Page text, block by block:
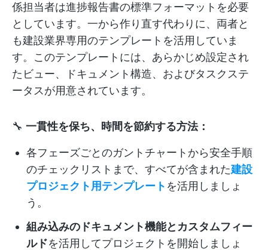
係担当者は進捗報告書の標準フォーマットを必要
としています。一から作り直す代わりに、両者と
も建設業界専用のテンプレートを活用していま
す。このテンプレートには、あらかじめ設定され
たビュー、ドキュメント構造、およびタスクステ
ータスが用意されています。
🔧 一貫性を保ち、時間を節約する方法：
各フェーズごとのガントチャートから安全手順
のチェックリストまで、すべてが含まれた建設
プロジェクト用テンプレート を活用しましょ
う。
組み込みのドキュメント機能とカスタムフィー
ルドを活用してプロジェクトを開始しましょ